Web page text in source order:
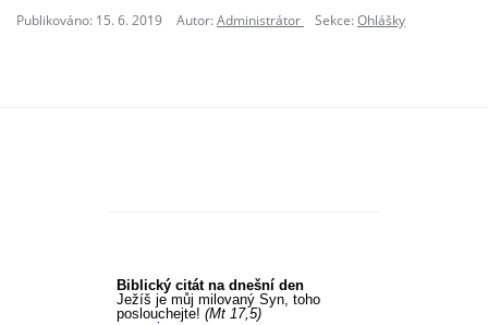
Publikováno: 15. 6. 2019 Autor:Administrátor Sekce:Ohlášky